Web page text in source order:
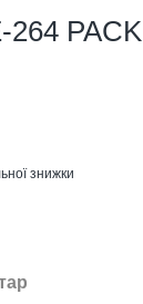
264 PACK
знижки